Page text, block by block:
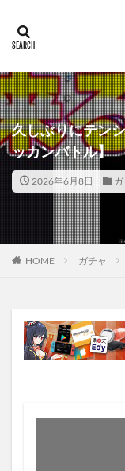
久しぶりにテン
ッカンバトル】
2026年6月8日
HOME ガチャ